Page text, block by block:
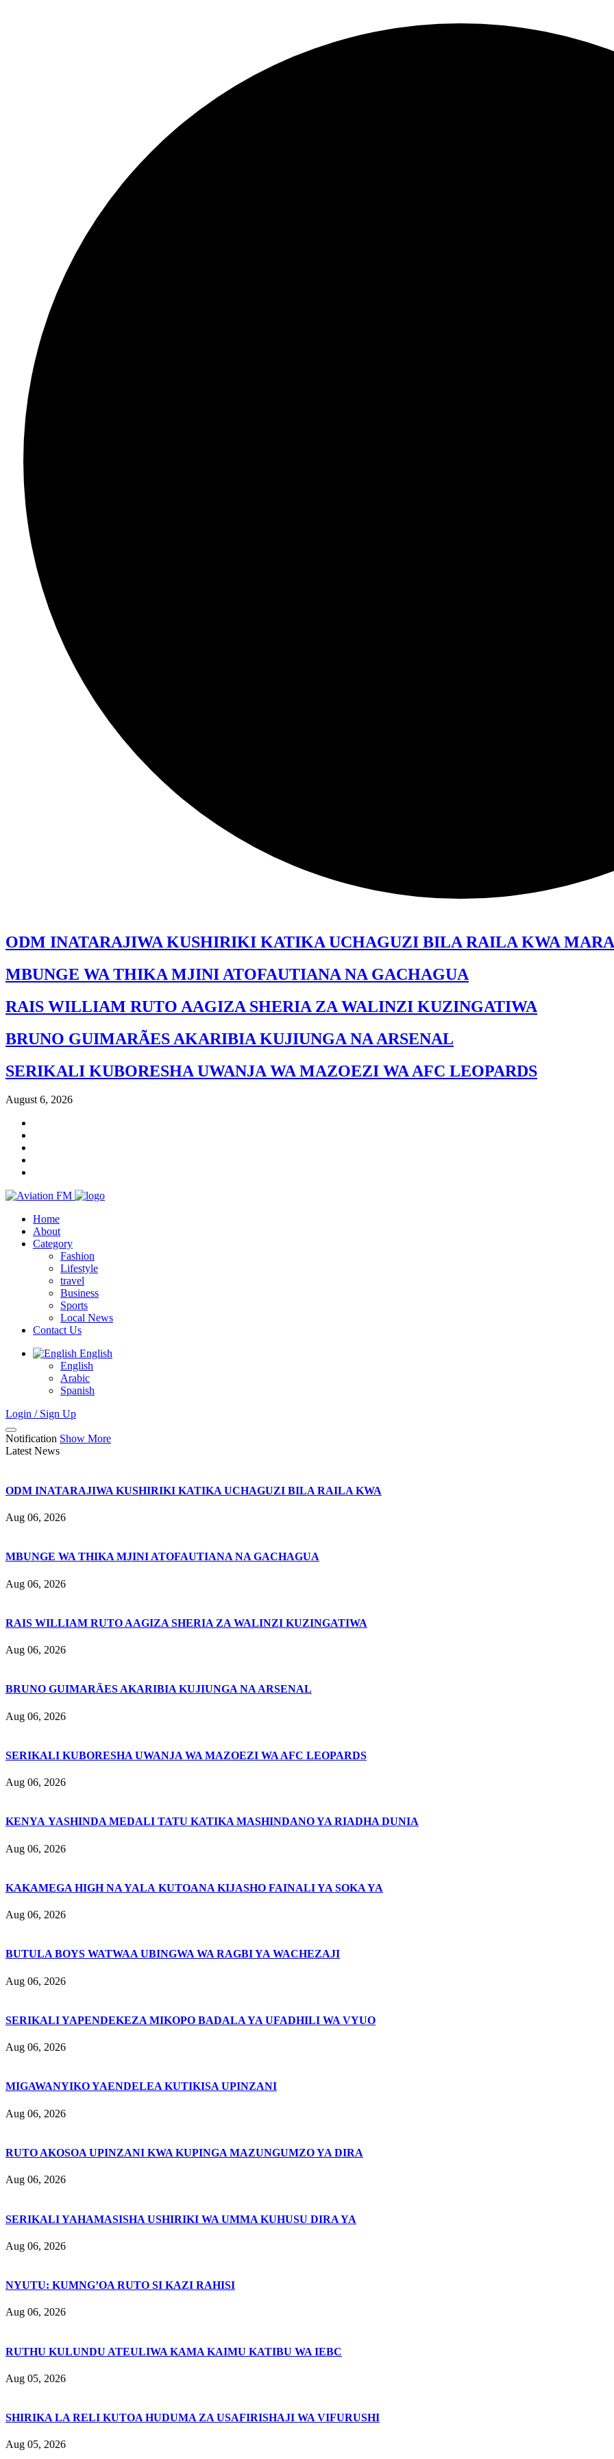
ODM INATARAJIWA KUSHIRIKI KATIKA UCHAGUZI BILA RAILA KWA
MBUNGE WA THIKA MJINI ATOFAUTIANA NA GACHAGUA
RAIS WILLIAM RUTO AAGIZA SHERIA ZA WALINZI KUZINGATIWA
BRUNO GUIMARÃES AKARIBIA KUJIUNGA NA ARSENAL
SERIKALI KUBORESHA UWANJA WA MAZOEZI WA AFC LEOPARDS
August 6, 2026
Home
About
Category
Fashion
Lifestyle
travel
Business
Sports
Local News
Contact Us
English
English
Arabic
Spanish
Login / Sign Up
Notification Show More
Latest News
ODM INATARAJIWA KUSHIRIKI KATIKA UCHAGUZI BILA RAILA KWA
Aug 06, 2026
MBUNGE WA THIKA MJINI ATOFAUTIANA NA GACHAGUA
Aug 06, 2026
RAIS WILLIAM RUTO AAGIZA SHERIA ZA WALINZI KUZINGATIWA
Aug 06, 2026
BRUNO GUIMARÃES AKARIBIA KUJIUNGA NA ARSENAL
Aug 06, 2026
SERIKALI KUBORESHA UWANJA WA MAZOEZI WA AFC LEOPARDS
Aug 06, 2026
KENYA YASHINDA MEDALI TATU KATIKA MASHINDANO YA RIADHA DUNIA
Aug 06, 2026
KAKAMEGA HIGH NA YALA KUTOANA KIJASHO FAINALI YA SOKA YA
Aug 06, 2026
BUTULA BOYS WATWAA UBINGWA WA RAGBI YA WACHEZAJI
Aug 06, 2026
SERIKALI YAPENDEKEZA MIKOPO BADALA YA UFADHILI WA VYUO
Aug 06, 2026
MIGAWANYIKO YAENDELEA KUTIKISA UPINZANI
Aug 06, 2026
RUTO AKOSOA UPINZANI KWA KUPINGA MAZUNGUMZO YA DIRA
Aug 06, 2026
SERIKALI YAHAMASISHA USHIRIKI WA UMMA KUHUSU DIRA YA
Aug 06, 2026
NYUTU: KUMNG’OA RUTO SI KAZI RAHISI
Aug 06, 2026
RUTHU KULUNDU ATEULIWA KAMA KAIMU KATIBU WA IEBC
Aug 05, 2026
SHIRIKA LA RELI KUTOA HUDUMA ZA USAFIRISHAJI WA VIFURUSHI
Aug 05, 2026